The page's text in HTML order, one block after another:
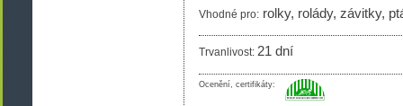
Vhodné pro: rolky, rolády, závitky,
Trvanlivost: 21 dní
Ocenění, certifikáty: